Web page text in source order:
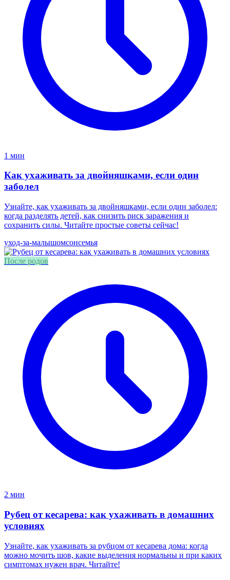
1 мин
Как ухаживать за двойняшками, если один
заболел
Узнайте, как ухаживать за двойняшками, если один заболел:
когда разделять детей, как снизить риск заражения и
сохранить силы. Читайте простые советы сейчас!
уход-за-малышомсонсемья
После родов
2 мин
Рубец от кесарева: как ухаживать в домашних
условиях
Узнайте, как ухаживать за рубцом от кесарева дома: когда
можно мочить шов, какие выделения нормальны и при каких
симптомах нужен врач. Читайте!